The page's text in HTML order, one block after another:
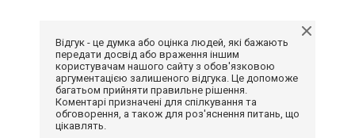
Відгук - це думка або оцінка людей, які бажають
передати досвід або враження іншим
користувачам нашого сайту з обов'язковою
аргументацією залишеного відгука. Це допоможе
багатьом прийняти правильне рішення.
Коментарі призначені для спілкування та
обговорення, а також для роз'яснення питань, що
цікавлять.